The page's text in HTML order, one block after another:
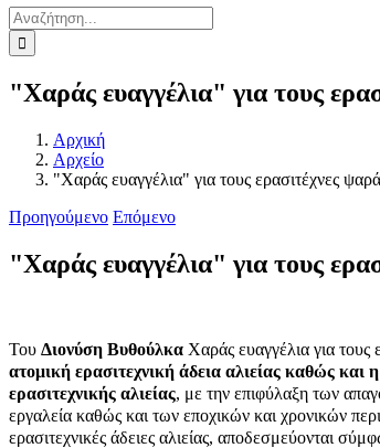
Αναζήτηση
για:
"Χαράς ευαγγέλια" για τους
Αρχική
Αρχείο
"Χαράς ευαγγέλια" για τους ερασιτέχνες
Προηγούμενο Επόμενο
"Χαράς ευαγγέλια" για τους
Του Διονύση Βυθούλκα Xαράς ευαγγέλια για
ατομική ερασιτεχνική άδεια αλιείας καθώς και
ερασιτεχνικής αλιείας, με την επιφύλαξη των
εργαλεία καθώς και των εποχικών και χρονικών
ερασιτεχνικές άδειες αλιείας, αποδεσμεύονται